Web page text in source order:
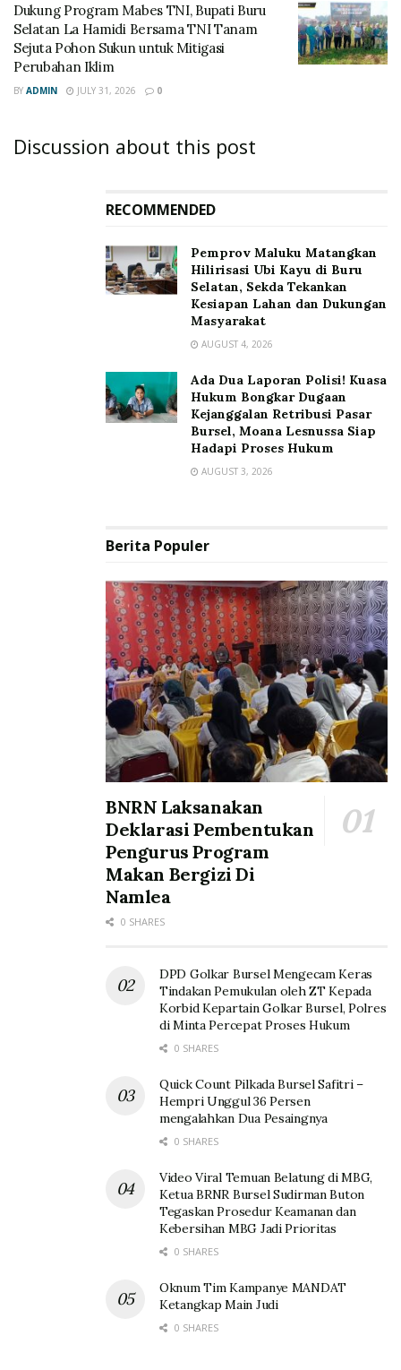
Dukung Program Mabes TNI, Bupati Buru
Selatan La Hamidi Bersama TNI Tanam
Sejuta Pohon Sukun untuk Mitigasi
Perubahan Iklim
BY ADMIN JULY 31, 2026 0
Discussion about this post
RECOMMENDED
‎Pemprov Maluku Matangkan
Hilirisasi Ubi Kayu di Buru
Selatan, Sekda Tekankan
Kesiapan Lahan dan Dukungan
Masyarakat
AUGUST 4, 2026
Ada Dua Laporan Polisi! Kuasa
Hukum Bongkar Dugaan
Kejanggalan Retribusi Pasar
Bursel, Moana Lesnussa Siap
Hadapi Proses Hukum
AUGUST 3, 2026
Berita Populer
BNRN Laksanakan
Deklarasi Pembentukan
Pengurus Program
Makan Bergizi Di
Namlea
0 SHARES
DPD Golkar Bursel Mengecam Keras
Tindakan Pemukulan oleh ZT Kepada
Korbid Kepartain Golkar Bursel, Polres
di Minta Percepat Proses Hukum
0 SHARES
Quick Count Pilkada Bursel Safitri –
Hempri Unggul 36 Persen
mengalahkan Dua Pesaingnya
0 SHARES
Video Viral Temuan Belatung di MBG,
Ketua BRNR Bursel Sudirman Buton
Tegaskan Prosedur Keamanan dan
Kebersihan MBG Jadi Prioritas
0 SHARES
Oknum Tim Kampanye MANDAT
Ketangkap Main Judi
0 SHARES